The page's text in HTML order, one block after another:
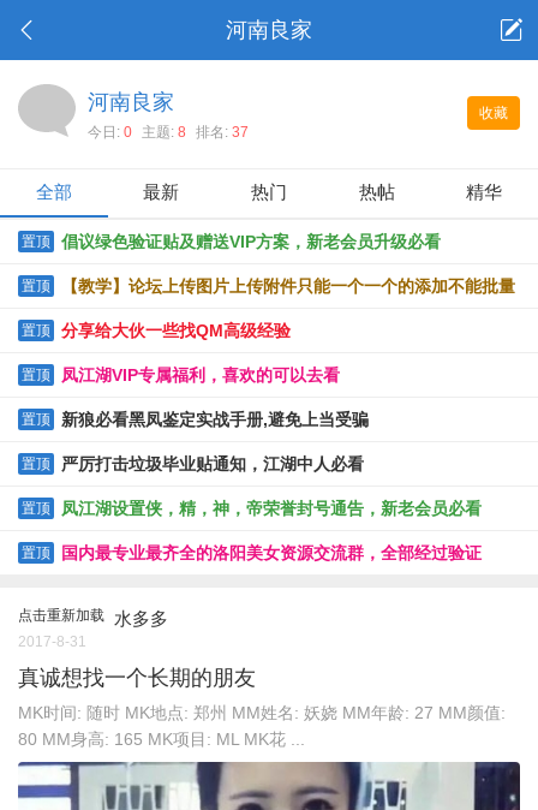
河南良家
收藏
河南良家
今日: 0 主题: 8 排名: 37
全部 最新 热门 热帖 精华
置顶 倡议绿色验证贴及赠送VIP方案，新老会员升级必看
置顶 【教学】论坛上传图片上传附件只能一个一个的添加不能批量
上传的解决办法
置顶 分享给大伙一些找QM高级经验
置顶 凤江湖VIP专属福利，喜欢的可以去看
置顶 新狼必看黑凤鉴定实战手册,避免上当受骗
置顶 严厉打击垃圾毕业贴通知，江湖中人必看
置顶 凤江湖设置侠，精，神，帝荣誉封号通告，新老会员必看
置顶 国内最专业最齐全的洛阳美女资源交流群，全部经过验证
点击重新加载 水多多
2017-8-31
真诚想找一个长期的朋友
MK时间: 随时 MK地点: 郑州 MM姓名: 妖娆 MM年龄: 27 MM颜值:
80 MM身高: 165 MK项目: ML MK花 ...